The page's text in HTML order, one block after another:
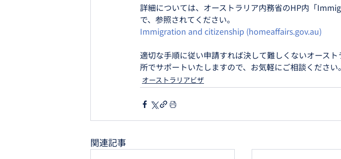
詳細については、オーストラリア内務省のHP内「
で、参照されてください。
Immigration and citizenship (homeaffairs.gov.au)
適切な手順に従い申請すれば決して難しくないオース
所でサポートいたしますので、お気軽にご相談ください。
オーストラリアビザ
関連記事